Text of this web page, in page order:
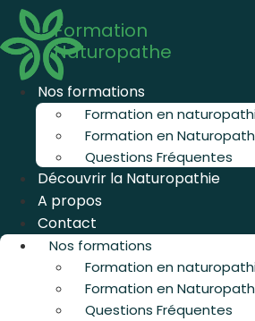
Aller
contenu
Formation
Naturopathe
Nos formations
Formation en
Formation en
Questions Fréquentes
Découvrir la Naturopathie
A propos
Contact
Nos formations
Formation en
Formation en
Questions Fréquentes